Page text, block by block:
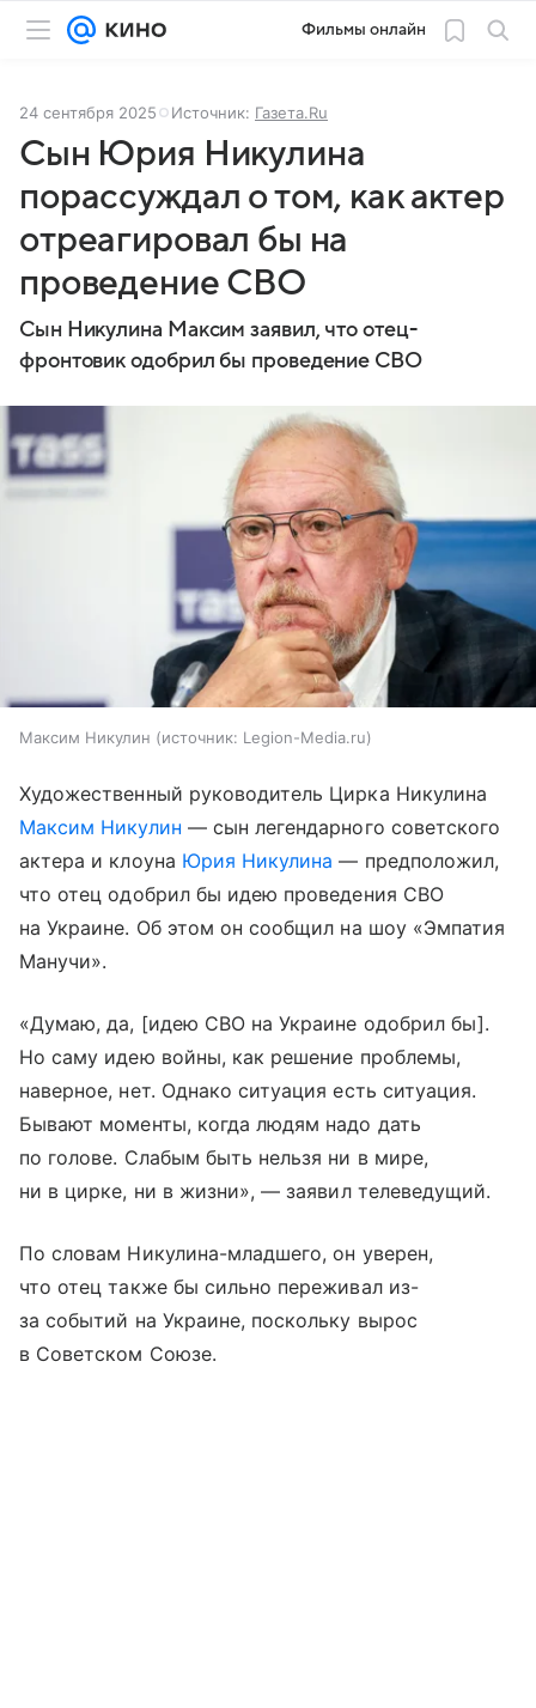
Фильмы онлайн
24 сентября 2025 Источник: Газета.Ru
Сын Юрия Никулина
порассуждал о том, как актер
отреагировал бы на
проведение СВО
Сын Никулина Максим заявил, что отец-
фронтовик одобрил бы проведение СВО
Максим Никулин источник: Legion-Media.ru
Художественный руководитель Цирка Никулина
Максим Никулин — сын легендарного советского
актера и клоуна Юрия Никулина — предположил,
что отец одобрил бы идею проведения СВО
на Украине. Об этом он сообщил на шоу «Эмпатия
Манучи».
«Думаю, да, [идею СВО на Украине одобрил бы].
Но саму идею войны, как решение проблемы,
наверное, нет. Однако ситуация есть ситуация.
Бывают моменты, когда людям надо дать
по голове. Слабым быть нельзя ни в мире,
ни в цирке, ни в жизни», — заявил телеведущий.
По словам Никулина-младшего, он уверен,
что отец также бы сильно переживал из-
за событий на Украине, поскольку вырос
в Советском Союзе.